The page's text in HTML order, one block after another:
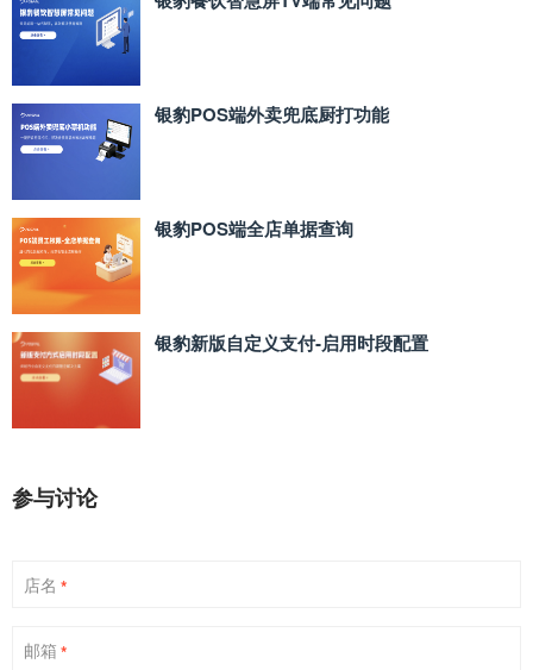
银豹POS端外卖兜底厨打功能
银豹POS端全店单据查询
银豹新版自定义支付‑启用时段配置
参与讨论
店名 *
邮箱 *